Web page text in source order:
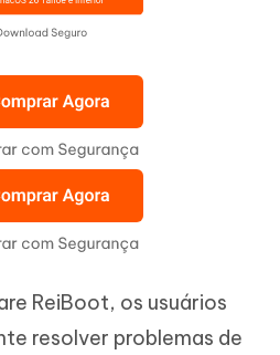
ReiBoot, os usuários
resolver problemas de